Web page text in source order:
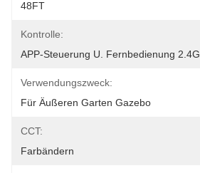
48FT
Kontrolle:
APP-Steuerung U. Fernbedienung 2.4G
Verwendungszweck:
Für Äußeren Garten Gazebo
CCT:
Farbändern